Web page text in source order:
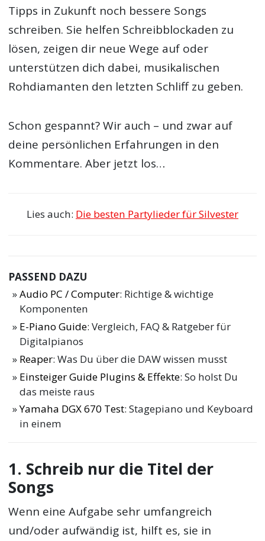
Tipps in Zukunft noch bessere Songs
schreiben. Sie helfen Schreibblockaden zu
lösen, zeigen dir neue Wege auf oder
unterstützen dich dabei, musikalischen
Rohdiamanten den letzten Schliff zu geben.
Schon gespannt? Wir auch – und zwar auf
deine persönlichen Erfahrungen in den
Kommentare. Aber jetzt los…
Lies auch: Die besten Partylieder für Silvester
PASSEND DAZU
Audio PC / Computer: Richtige & wichtige
Komponenten
E-Piano Guide: Vergleich, FAQ & Ratgeber für
Digitalpianos
Reaper: Was Du über die DAW wissen musst
Einsteiger Guide Plugins & Effekte: So holst Du
das meiste raus
Yamaha DGX 670 Test: Stagepiano und Keyboard
in einem
1. Schreib nur die Titel der
Songs
Wenn eine Aufgabe sehr umfangreich
und/oder aufwändig ist, hilft es, sie in